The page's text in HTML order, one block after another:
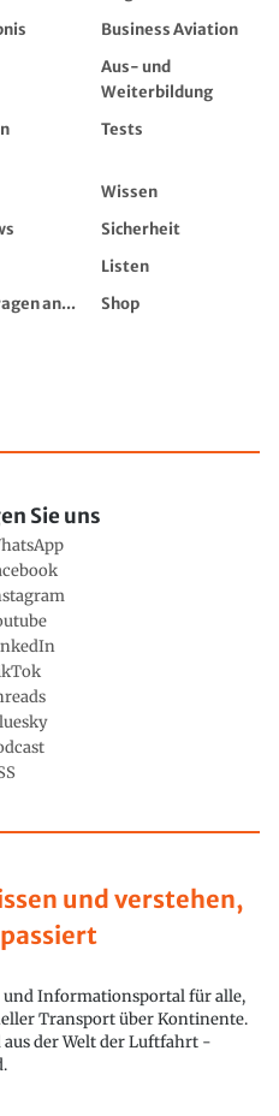
Business Aviation
Aus- und
Weiterbildung
Tests
Wissen
Sicherheit
Listen
an...
Shop
und verstehen,
Informationsportal für alle,
Transport über Kontinente.
der Welt der Luftfahrt -
Sie uns